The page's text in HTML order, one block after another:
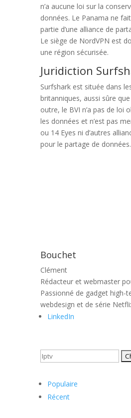
n’a aucune loi sur la
données. Le Panama ne
partie d’une alliance de
Le siège de NordVPN est
une région sécurisée.
Juridiction
Surfshark est située dans
britanniques, aussi sûre
outre, le BVI n’a pas de loi
les données et n’est pas
ou 14 Eyes ni d’autres
pour le partage de données.
Bouchet
Clément
Rédacteur et webmaster
Passionné de gadget high-
webdesign et de série
LinkedIn
Rechercher:
Populaire
Récent